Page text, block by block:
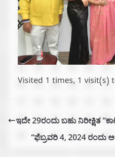
Visited 1 times, 1 visit(s)
ಇದೇ 29ರಂದು ಬಹು ನಿರೀಕ್ಷಿತ
“ಫೆಬ್ರವರಿ 4, 2024 ರಂದು